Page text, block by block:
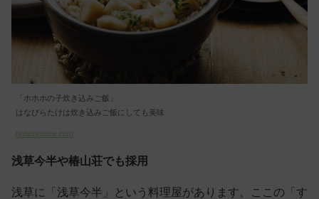
「ホホホの子炊き込みご飯」
はなびらたけは炊き込みご飯にしても美味
hohohotake.com
浅草今半や椿山荘でも採用
浅草に「浅草今半」という料理屋があります。ここの「す